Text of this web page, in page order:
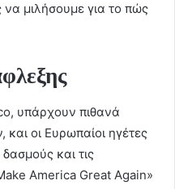
μιλήσουμε για το πώς
υπάρχουν πιθανά
οι Ευρωπαίοι ηγέτες
και τις
America Great Again»